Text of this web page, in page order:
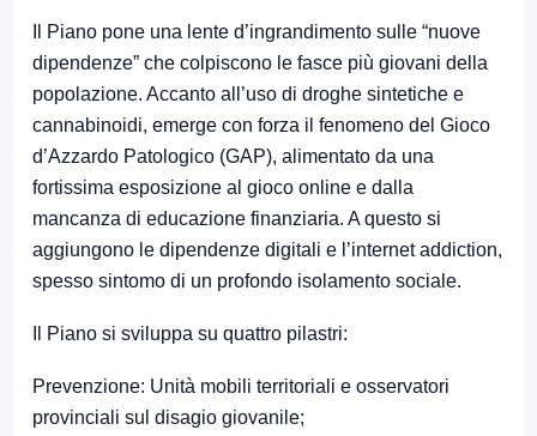
Il Piano pone una lente d’ingrandimento sulle “nuove
dipendenze” che colpiscono le fasce più giovani della
popolazione. Accanto all’uso di droghe sintetiche e
cannabinoidi, emerge con forza il fenomeno del Gioco
d’Azzardo Patologico (GAP), alimentato da una
fortissima esposizione al gioco online e dalla
mancanza di educazione finanziaria. A questo si
aggiungono le dipendenze digitali e l’internet addiction,
spesso sintomo di un profondo isolamento sociale.
Il Piano si sviluppa su quattro pilastri:
Prevenzione: Unità mobili territoriali e osservatori
provinciali sul disagio giovanile;